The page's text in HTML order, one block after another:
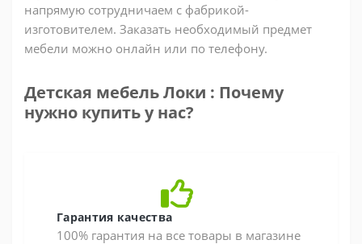
напрямую сотрудничаем с фабрикой-
изготовителем. Заказать необходимый предмет
мебели можно онлайн или по телефону.
Детская мебель Локи : Почему
нужно купить у нас?
Гарантия качества
100% гарантия на все товары в магазине